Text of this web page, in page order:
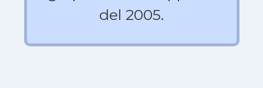
del 2005.